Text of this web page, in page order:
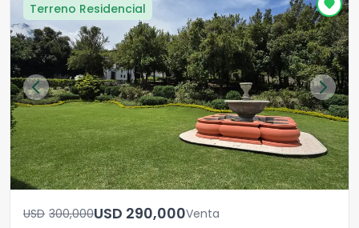
Terreno Residencial
USD	300,000 USD	290,000Venta